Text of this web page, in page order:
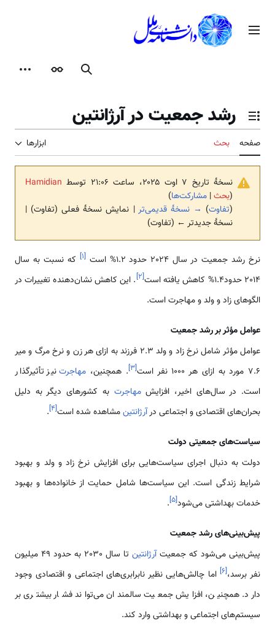
محتوامنوی اصلی
جستجوظاهر
تغییر وضعیت فهرست محتویات
رشد جمعیت در آرژانتین
صفحه بحث ابزارها
نسخهٔ تاریخ ‏۷ اوت ۲۰۲۵، ساعت ۲۱:۰۶ توسط
Hamidian
(بحث| مشارکت‌ها)
(تفاوت) → نسخهٔ قدیمی‌تر | نمایش نسخهٔ فعلی (تفاوت) |
نسخهٔ جدیدتر ← (تفاوت)
نرخ رشد جمعیت در سال 2024 حدود 1.2% است [۱] که نسبت به سال
2014 حدود1.4% کاهش یافته است
[۲]. این کاهش نشان‌دهنده تغییرات در
الگوهای زاد و ولد و مهاجرت است.
عوامل مؤثر بر رشد جمعیت
عوامل مؤثر شامل نرخ زاد و ولد 2.3 فرزند به ازای هر زن و نرخ مرگ و میر
7.6 مورد به ازای هر 1000 نفر است
[۳]. همچنین، مهاجرتنیز تأثیرگذار
است. در سال‌های اخیر، افزایشمهاجرت به کشورهای دیگر به دلیل
بحران‌های اقتصادی و اجتماعی درآرژانتینمشاهده شده است[۴]
.
سیاست‌های جمعیتی دولت
دولت به دنبال اجرای سیاست‌هایی برای افزایش نرخ زاد و ولد و بهبود
شرایط زندگی است. این سیاست‌ها شامل حمایت از خانواده‌ها و بهبود
خدمات بهداشتی می‌شود[۵]
.
پیش‌بینی‌های رشد جمعیت
پیش‌بینی می‌شود که جمعیتآرژانتین
تا سال 2030 به حدود 49 میلیون
نفر برسد،[۶]اما چالش‌هایی نظیر نابرابری‌های اجتماعی و اقتصادی وجود
دارد. همچنین، افزایش جمعیت سالمندان می‌تواند فشار بیشتری بر
سیستم‌های اجتماعی و بهداشتی وارد کند.